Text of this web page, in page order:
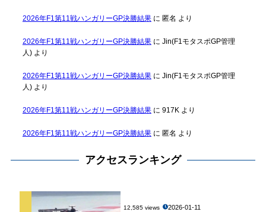
2026年F1第11戦ハンガリーGP決勝結果に 匿名 より
2026年F1第11戦ハンガリーGP決勝結果に Jin(F1モタスポGP管理
人)より
2026年F1第11戦ハンガリーGP決勝結果に Jin(F1モタスポGP管理
人)より
2026年F1第11戦ハンガリーGP決勝結果に 917K より
2026年F1第11戦ハンガリーGP決勝結果に 匿名 より
アクセスランキング
12,585 views 2026-01-11